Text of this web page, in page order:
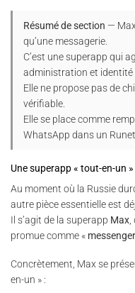
Résumé de section —
qu’une messagerie.
C’est une superapp qui
administration et identité
Elle ne propose pas de
vérifiable.
Elle se place comme
WhatsApp dans un
Une superapp « tout-en-un
Au moment où la Russie
autre pièce essentielle est
Il s’agit de la superapp Max
promue comme «
Concrètement, Max se
en-un » :